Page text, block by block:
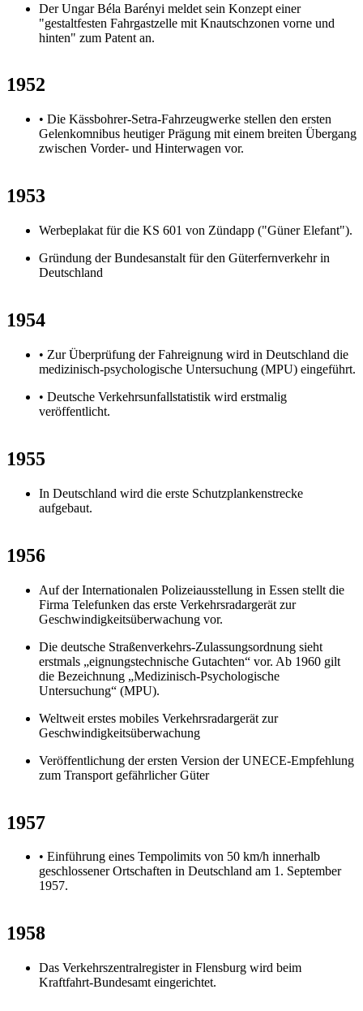
Der Ungar Béla Barényi meldet sein Konzept einer
"gestaltfesten Fahrgastzelle mit Knautschzonen vorne und
hinten" zum Patent an.
1952
• Die Kässbohrer-Setra-Fahrzeugwerke stellen den ersten
Gelenkomnibus heutiger Prägung mit einem breiten Übergang
zwischen Vorder- und Hinterwagen vor.
1953
Werbeplakat für die KS 601 von Zündapp ("Güner Elefant").
Gründung der Bundesanstalt für den Güterfernverkehr in
Deutschland
1954
• Zur Überprüfung der Fahreignung wird in Deutschland die
medizinisch-psychologische Untersuchung (MPU) eingeführt.
• Deutsche Verkehrsunfallstatistik wird erstmalig
veröffentlicht.
1955
In Deutschland wird die erste Schutzplankenstrecke
aufgebaut.
1956
Auf der Internationalen Polizeiausstellung in Essen stellt die
Firma Telefunken das erste Verkehrsradargerät zur
Geschwindigkeitsüberwachung vor.
Die deutsche Straßenverkehrs-Zulassungsordnung sieht
erstmals „eignungstechnische Gutachten“ vor. Ab 1960 gilt
die Bezeichnung „Medizinisch-Psychologische
Untersuchung“ (MPU).
Weltweit erstes mobiles Verkehrsradargerät zur
Geschwindigkeitsüberwachung
Veröffentlichung der ersten Version der UNECE-Empfehlung
zum Transport gefährlicher Güter
1957
• Einführung eines Tempolimits von 50 km/h innerhalb
geschlossener Ortschaften in Deutschland am 1. September
1957.
1958
Das Verkehrszentralregister in Flensburg wird beim
Kraftfahrt-Bundesamt eingerichtet.